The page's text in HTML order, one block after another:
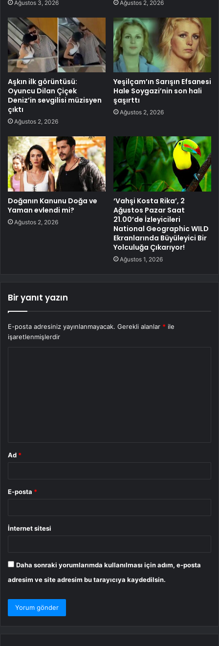
Ağustos 3, 2026 Ağustos 2, 2026
Aşkın ilk görüntüsü:
Oyuncu Dilan Çiçek
Deniz’in sevgilisi müzisyen
çıktı
Ağustos 2, 2026
Yeşilçam’ın Sarışın Efsanesi
Hale Soygazi’nin son hali
şaşırttı
Ağustos 2, 2026
Doğanın Kanunu Doğa ve
Yaman evlendi mi?
Ağustos 2, 2026
‘Vahşi Kosta Rika’, 2
Ağustos Pazar Saat
21.00’de İzleyicileri
National Geographic WILD
Ekranlarında Büyüleyici Bir
Yolculuğa Çıkarıyor!
Ağustos 1, 2026
Bir yanıt yazın
E-posta adresiniz yayınlanmayacak. Gerekli alanlar * ile
işaretlenmişlerdir
Ad *
E-posta *
İnternet sitesi
Daha sonraki yorumlarımda kullanılması için adım, e-posta
adresim ve site adresim bu tarayıcıya kaydedilsin.